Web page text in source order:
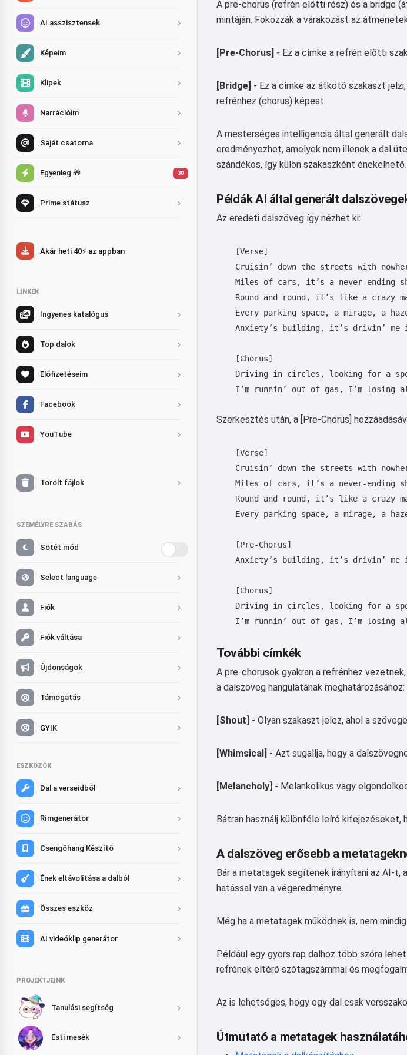
AI asszisztensek
Képeim
Klipek
Narrációim
Saját csatorna
Egyenleg 🎁 30
Prime státusz
Akár heti 40⚡ az appban
LINKEK
Ingyenes katalógus
Top dalok
Előfizetéseim
Facebook
YouTube
Törölt fájlok
SZEMÉLYRE SZABÁS
Sötét mód
Select language
Fiók
Fiók váltása
Újdonságok
Támogatás
GYIK
ESZKÖZÖK
Dal a verseidből
Rímgenerátor
Csengőhang Készítő
Ének eltávolítása a dalból
Összes eszköz
AI videóklip generátor
PROJEKTJEINK
Tanulási segítség
Esti mesék
A pre-chorus (refrén előtti rész) és a bridge
mintáján. Fokozzák a várakozást az
[Pre-Chorus] - Ez a címke a refrén előtti
[Bridge] - Ez a címke az átkötő szakaszt
refrénhez (chorus) képest.
A mesterséges intelligencia által generált
eredményezhet, amelyek nem illenek a dal
szándékos, így külön szakaszként énekelhető.
Példák AI által generált
Az eredeti dalszöveg így nézhet ki:
    [Verse]
Cruisin’ down the streets with
Miles of cars, it’s a never-ending
Round and round, it’s like a crazy
Every parking space, a mirage, a
Anxiety’s building, it’s drivin’ me
    [Chorus]
Driving in circles, looking for a
I’m runnin’ out of gas, I’m losing
Szerkesztés után, a [Pre-Chorus]
    [Verse]
Cruisin’ down the streets with
Miles of cars, it’s a never-ending
Round and round, it’s like a crazy
Every parking space, a mirage, a
    [Pre-Chorus]
Anxiety’s building, it’s drivin’ me
    [Chorus]
Driving in circles, looking for a
I’m runnin’ out of gas, I’m losing
További címkék
A pre-chorusok gyakran a refrénhez
a dalszöveg hangulatának meghatározásához:
[Shout] - Olyan szakaszt jelez, ahol a
[Whimsical] - Azt sugallja, hogy a
[Melancholy] - Melankolikus vagy
Bátran használj különféle leíró kifejezéseket,
A dalszöveg erősebb a
Bár a metatagek segítenek irányítani az AI-
hatással van a végeredményre.
Még ha a metatagek működnek is, nem
Például egy gyors rap dalhoz több szóra
refrének eltérő szótagszámmal és
Az is lehetséges, hogy egy dal csak
Útmutató a metatagek
Szia
Tudok dalokat